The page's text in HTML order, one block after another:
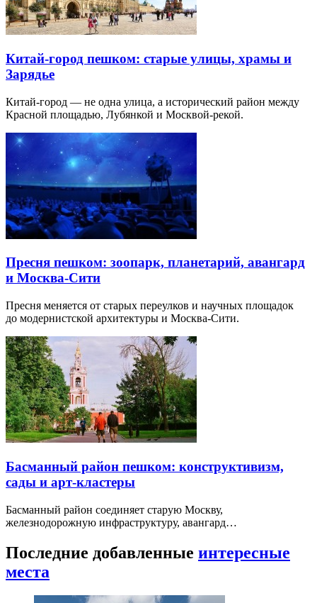
Китай-город пешком: старые улицы, храмы и
Зарядье
Китай-город — не одна улица, а исторический район между
Красной площадью, Лубянкой и Москвой-рекой.
Пресня пешком: зоопарк, планетарий, авангард
и Москва-Сити
Пресня меняется от старых переулков и научных площадок
до модернистской архитектуры и Москва-Сити.
Басманный район пешком: конструктивизм,
сады и арт-кластеры
Басманный район соединяет старую Москву,
железнодорожную инфраструктуру, авангард…
Последние добавленные интересные
места